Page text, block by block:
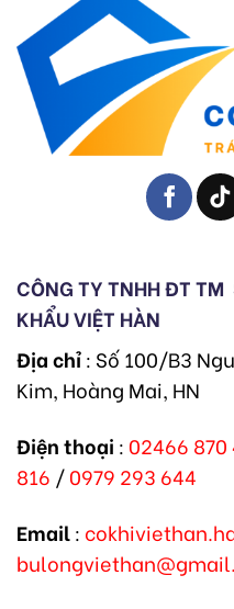
CÔNG TY TNHH ĐT TM
KHẨU VIỆT HÀN
Địa chỉ: Số 100/B3
Kim, Hoàng Mai, HN
Điện thoại : 02466 870
816 /0979 293 644
Email: